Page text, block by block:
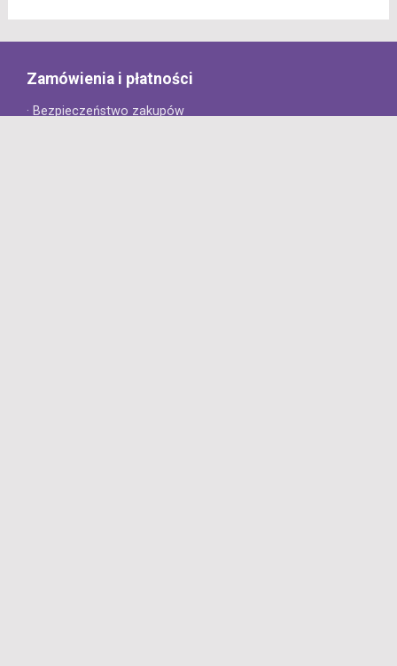
Zamówienia i płatności
· Bezpieczeństwo zakupów